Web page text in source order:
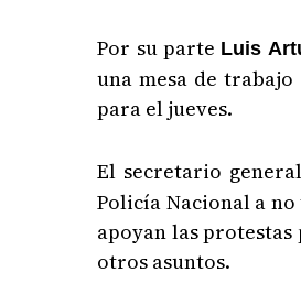
Por su parte Luis
una mesa de
para el jueves.
El secretario
Policía Nacional a
apoyan las
otros asuntos.